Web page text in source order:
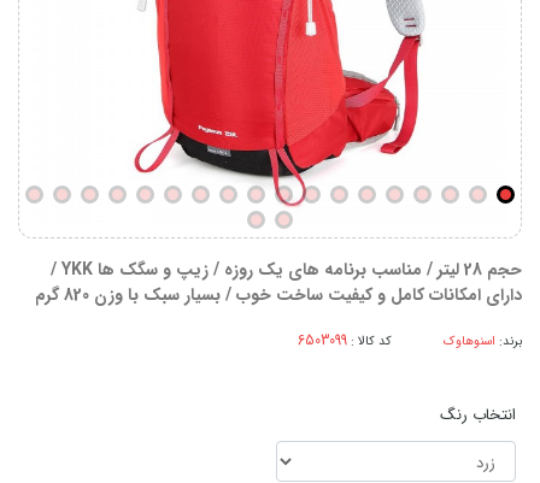
حجم 28 لیتر / مناسب برنامه های یک روزه / زیپ و سگک ها YKK /
دارای امکانات کامل و کیفیت ساخت خوب / بسیار سبک با وزن 820 گرم
برند: اسنوهاوک کد کالا :
انتخاب رنگ